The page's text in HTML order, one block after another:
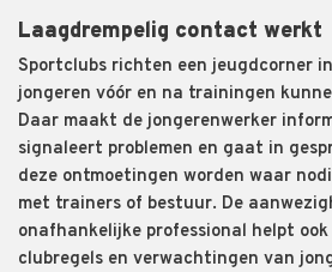
Laagdrempelig contact werkt
Sportclubs richten een jeugdcorner
jongeren vóór en na trainingen
Daar maakt de jongerenwerker
signaleert problemen en gaat in
deze ontmoetingen worden waar
met trainers of bestuur. De
onafhankelijke professional helpt
clubregels en verwachtingen van